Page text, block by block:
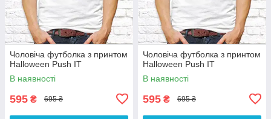
Чоловіча футболка з принтом
Halloween Push IT
В наявності
595 ₴ 695 ₴
Чоловіча футболка з принтом
Halloween Push IT
В наявності
595 ₴ 695 ₴